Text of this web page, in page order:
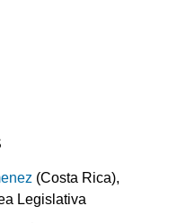
(Costa Rica),
Legislativa